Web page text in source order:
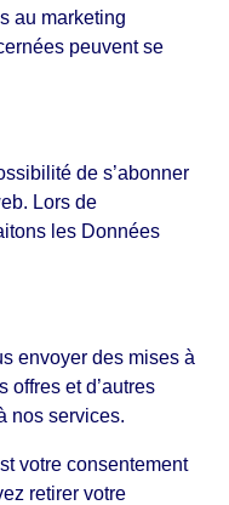
au marketing
peuvent se
de s’abonner
Lors de
les Données
envoyer des mises à
offres et d’autres
nos services.
votre consentement
retirer votre